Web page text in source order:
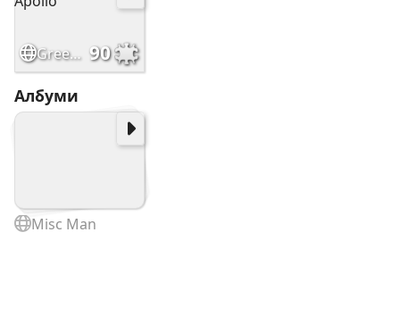
Greek God Apollo 90
Албуми
Misc Man